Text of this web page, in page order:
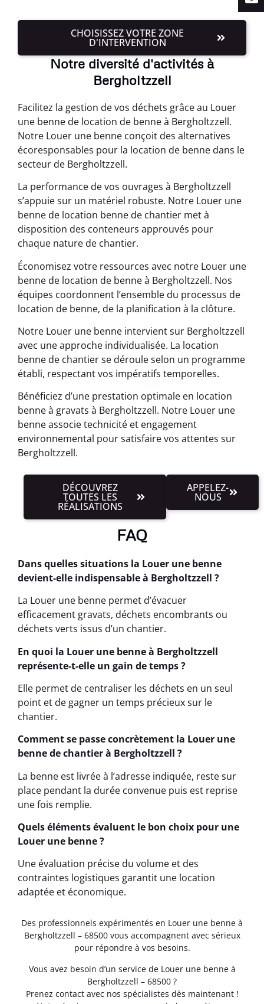
CHOISISSEZ VOTRE ZONE
D'INTERVENTION
Notre diversité d'activités à
Bergholtzzell
Facilitez la gestion de vos déchets grâce au Louer
une benne de location de benne à Bergholtzzell.
Notre Louer une benne conçoit des alternatives
écoresponsables pour la location de benne dans le
secteur de Bergholtzzell.
La performance de vos ouvrages à Bergholtzzell
s’appuie sur un matériel robuste. Notre Louer une
benne de location benne de chantier met à
disposition des conteneurs approuvés pour
chaque nature de chantier.
Économisez votre ressources avec notre Louer une
benne de location de benne à Bergholtzzell. Nos
équipes coordonnent l’ensemble du processus de
location de benne, de la planification à la clôture.
Notre Louer une benne intervient sur Bergholtzzell
avec une approche individualisée. La location
benne de chantier se déroule selon un programme
établi, respectant vos impératifs temporelles.
Bénéficiez d’une prestation optimale en location
benne à gravats à Bergholtzzell. Notre Louer une
benne associe technicité et engagement
environnemental pour satisfaire vos attentes sur
Bergholtzzell.
DÉCOUVREZ
TOUTES LES
RÉALISATIONS
APPELEZ-
NOUS
FAQ
Dans quelles situations la Louer une benne
devient-elle indispensable à Bergholtzzell ?
La Louer une benne permet d’évacuer
efficacement gravats, déchets encombrants ou
déchets verts issus d’un chantier.
En quoi la Louer une benne à Bergholtzzell
représente-t-elle un gain de temps ?
Elle permet de centraliser les déchets en un seul
point et de gagner un temps précieux sur le
chantier.
Comment se passe concrètement la Louer une
benne de chantier à Bergholtzzell ?
La benne est livrée à l’adresse indiquée, reste sur
place pendant la durée convenue puis est reprise
une fois remplie.
Quels éléments évaluent le bon choix pour une
Louer une benne ?
Une évaluation précise du volume et des
contraintes logistiques garantit une location
adaptée et économique.
Des professionnels expérimentés en Louer une benne à
Bergholtzzell – 68500 vous accompagnent avec sérieux
pour répondre à vos besoins.
Vous avez besoin d’un service de Louer une benne à
Bergholtzzell – 68500 ?
Prenez contact avec nos spécialistes dès maintenant !